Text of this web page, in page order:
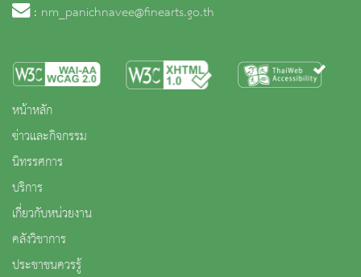
: nm_panichnavee@finearts.go.th
หน้าหลัก
ข่าวและกิจกรรม
นิทรรศการ
บริการ
เกี่ยวกับหน่วยงาน
คลังวิชาการ
ประชาชนควรรู้